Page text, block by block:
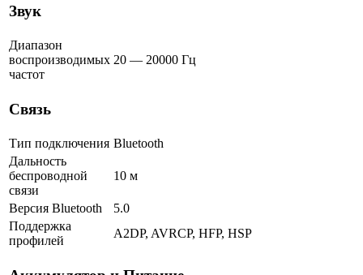
Звук
Диапазон
воспроизводимых
частот
20 — 20000 Гц
Связь
Тип подключения Bluetooth
Дальность
беспроводной
связи
10 м
Версия Bluetooth
5.0
Поддержка
профилей
A2DP, AVRCP, HFP, HSP